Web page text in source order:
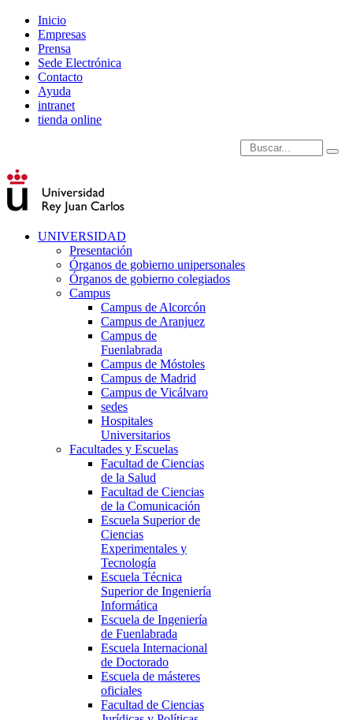
Inicio
Empresas
Prensa
Sede Electrónica
Contacto
Ayuda
intranet
tienda online
Introduce términos de
UNIVERSIDAD
Presentación
Órganos de gobierno unipersonales
Órganos de gobierno colegiados
Campus
Campus de Alcorcón
Campus de Aranjuez
Campus de
Fuenlabrada
Campus de Móstoles
Campus de Madrid
Campus de Vicálvaro
sedes
Hospitales
Universitarios
Facultades y Escuelas
Facultad de Ciencias
de la Salud
Facultad de Ciencias
de la Comunicación
Escuela Superior de
Ciencias
Experimentales y
Tecnología
Escuela Técnica
Superior de Ingeniería
Informática
Escuela de Ingeniería
de Fuenlabrada
Escuela Internacional
de Doctorado
Escuela de másteres
oficiales
Facultad de Ciencias